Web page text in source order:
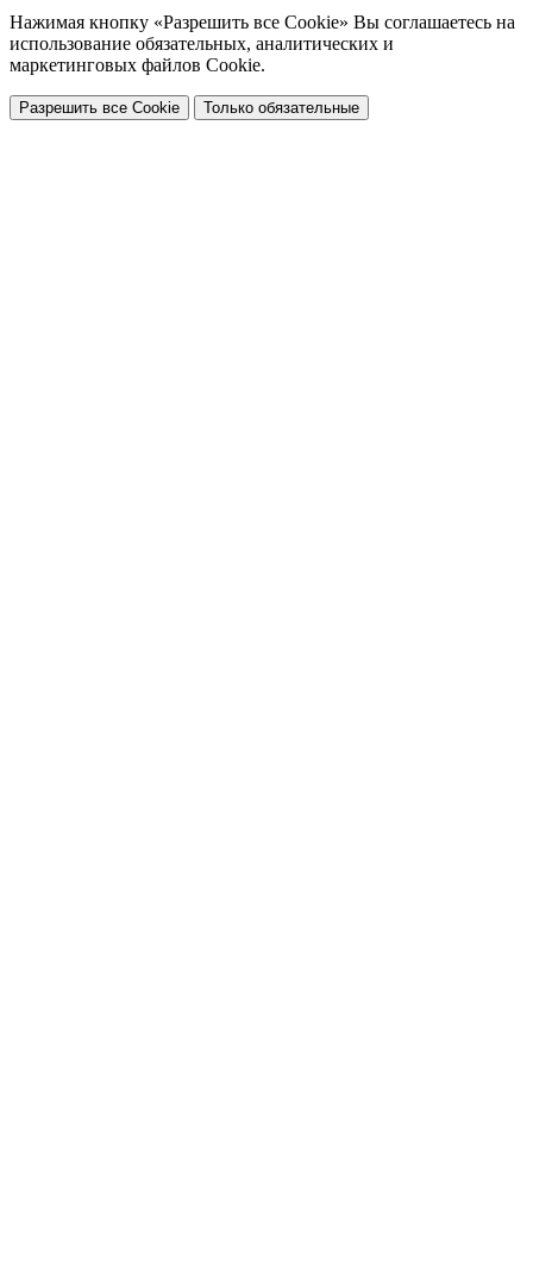
Нажимая кнопку «Разрешить все Cookie» Вы соглашаетесь на
использование обязательных, аналитических и
маркетинговых файлов Cookie.
Разрешить все Cookie Только обязательные